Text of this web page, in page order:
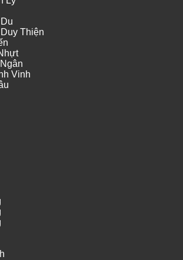
Thiện
Vinh